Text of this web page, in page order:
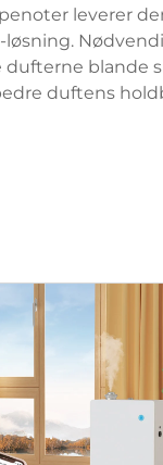
leverer
dufterne blande
duftens